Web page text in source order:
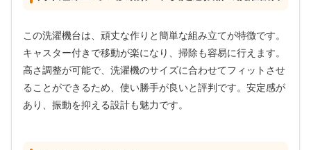
この洗濯機台は、頑丈な作りと簡単な組み立てが特徴です。
キャスター付きで移動が楽になり、掃除も容易に行えます。
高さ調整が可能で、洗濯機のサイズに合わせてフィットさせ
ることができるため、使い勝手が良いと評判です。安定感が
あり、振動を抑える設計も魅力です。